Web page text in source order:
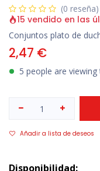
(0 reseña)
15 vendido en las
Conjuntos plato de
2,47 €
5 people are
Añadir a lista de deseos
Disponibilidad: